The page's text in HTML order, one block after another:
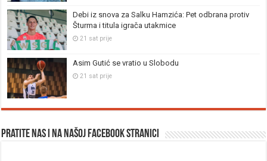
Debi iz snova za Salku Hamzića: Pet odbrana protiv
Šturma i titula igrača utakmice
21 sat prije
Asim Gutić se vratio u Slobodu
21 sat prije
Pratite nas i na našoj facebook stranici